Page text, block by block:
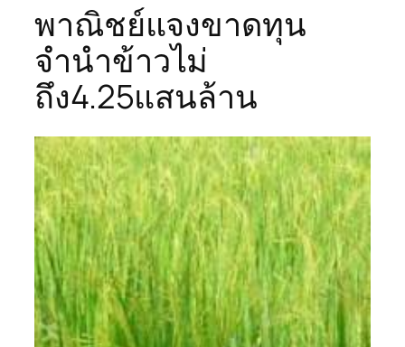
พาณิชย์แจงขาดทุน
จำนำข้าวไม่
ถึง4.25แสนล้าน